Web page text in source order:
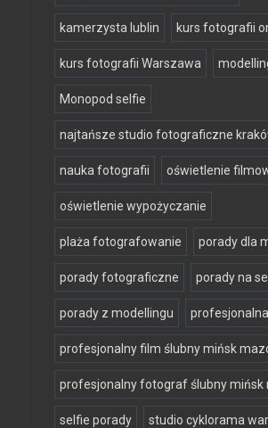
kamerzysta lublin kurs fotografii
kurs fotografii Warszawa
Monopod selfie
najtańsze studio fotograficzne
nauka fotografii oświetlenie
oświetlenie wypożyczanie
plaża fotografowanie porady dla
porady fotograficzne porady na
porady z modellingu
profesjonalny film ślubny mińsk
profesjonalny fotograf ślubny mińsk
selfie porady studio cyklorama